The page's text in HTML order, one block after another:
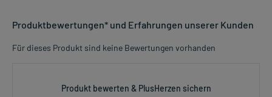
Produktbewertungen* und Erfahrungen unserer Kunden
Für dieses Produkt sind keine Bewertungen vorhanden
Produkt bewerten & PlusHerzen sichern